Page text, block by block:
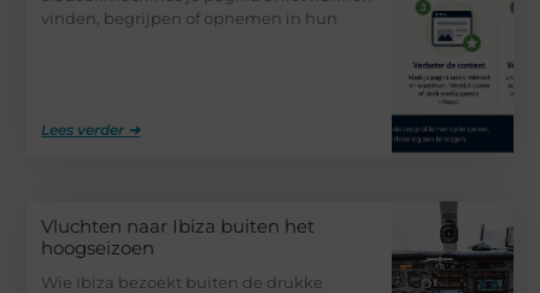
vinden, begrijpen of opnemen in hun
Lees verder ➜
Vluchten naar Ibiza buiten het
hoogseizoen
Wie Ibiza bezoekt buiten de drukke